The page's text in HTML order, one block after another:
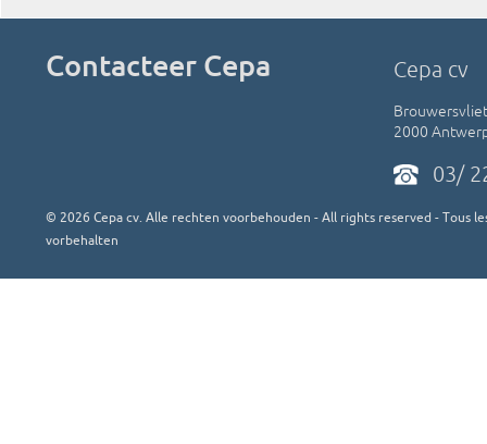
Contacteer Cepa Cepa cv
2000
03/
© 2026 Cepa cv. Alle rechten voorbehouden - All rights reserved - Tous
vorbehalten